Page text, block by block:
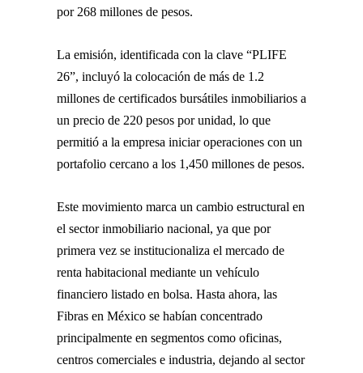
por 268 millones de pesos.
La emisión, identificada con la clave “PLIFE
26”, incluyó la colocación de más de 1.2
millones de certificados bursátiles inmobiliarios a
un precio de 220 pesos por unidad, lo que
permitió a la empresa iniciar operaciones con un
portafolio cercano a los 1,450 millones de pesos.
Este movimiento marca un cambio estructural en
el sector inmobiliario nacional, ya que por
primera vez se institucionaliza el mercado de
renta habitacional mediante un vehículo
financiero listado en bolsa. Hasta ahora, las
Fibras en México se habían concentrado
principalmente en segmentos como oficinas,
centros comerciales e industria, dejando al sector